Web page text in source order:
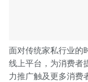
面对传统家私行业的
线上平台，为消费者
力推广触及更多消费